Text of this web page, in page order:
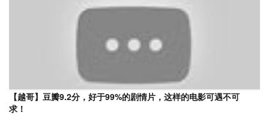
【越哥】豆瓣9.2分，好于99%的剧情片，这样的电影可遇不可
求！